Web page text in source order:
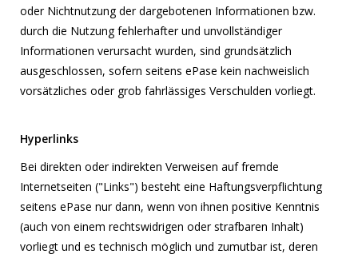
oder Nichtnutzung der dargebotenen Informationen bzw.
durch die Nutzung fehlerhafter und unvollständiger
Informationen verursacht wurden, sind grundsätzlich
ausgeschlossen, sofern seitens ePase kein nachweislich
vorsätzliches oder grob fahrlässiges Verschulden vorliegt.
Hyperlinks
Bei direkten oder indirekten Verweisen auf fremde
Internetseiten ("Links") besteht eine Haftungsverpflichtung
seitens ePase nur dann, wenn von ihnen positive Kenntnis
(auch von einem rechtswidrigen oder strafbaren Inhalt)
vorliegt und es technisch möglich und zumutbar ist, deren